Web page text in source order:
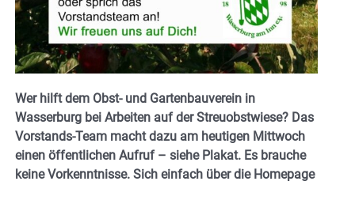
Wer hilft dem Obst- und Gartenbauverein in
Wasserburg bei Arbeiten auf der Streuobstwiese? Das
Vorstands-Team macht dazu am heutigen Mittwoch
einen öffentlichen Aufruf – siehe Plakat. Es brauche
keine Vorkenntnisse. Sich einfach über die Homepage